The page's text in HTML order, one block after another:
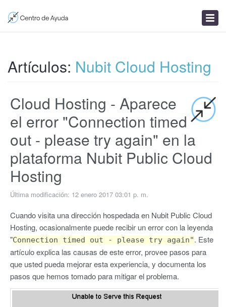
Enviar un ticket
Artículos: Nubit Cloud Hosting
Cloud Hosting - Aparece
el error "Connection timed
out - please try again" en la
plataforma Nubit Public Cloud
Hosting
Última modificación: 12 enero 2017 03:01 p. m.
Cuando visita una dirección hospedada en Nubit Public Cloud
Hosting, ocasionalmente puede recibir un error con la leyenda
"Connection timed out - please try again". Este
artículo explica las causas de este error, provee pasos para
que usted pueda mejorar esta experiencia, y documenta los
pasos que hemos tomado para mitigar el problema.